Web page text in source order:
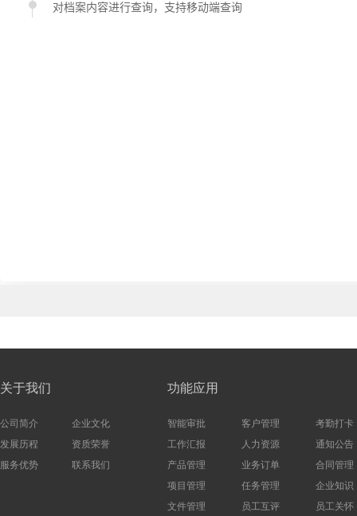
关于我们
公司简介
企业文化
发展历程
资质荣誉
服务优势
联系我们
功能应用
智能审批 客户管理
考勤打卡
工作汇报
人力资源
通知公告
产品管理
业务订单
合同管理
项目管理
任务管理
企业知识
文件管理
员工互评 员工关怀